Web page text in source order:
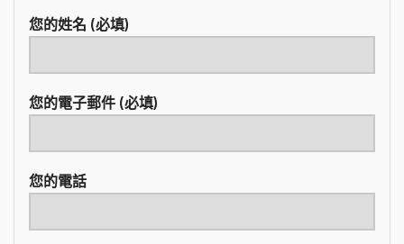
您的姓名 (必填)
您的電子郵件 (必填)
您的電話